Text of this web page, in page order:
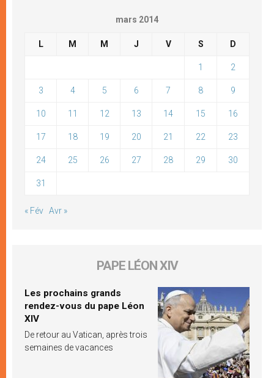
mars 2014
L M M J V S D
1 2
3 4 5 6 7 8 9
10 11 12 13 14 15 16
17 18 19 20 21 22 23
24 25 26 27 28 29 30
31
« Fév Avr »
PAPE LÉON XIV
Les prochains grands
rendez-vous du pape Léon
XIV
De retour au Vatican, après trois
semaines de vacances